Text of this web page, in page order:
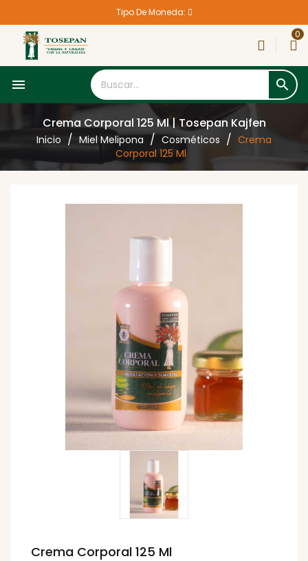
Tipo De Moneda:
0
 
Crema Corporal 125 Ml | Tosepan Kajfen
Inicio Miel Melipona Cosméticos
Crema
Corporal 125 Ml
Crema Corporal 125 Ml